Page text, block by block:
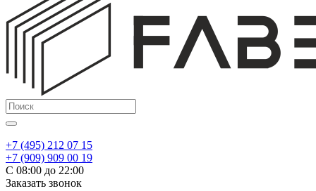
+7 (495) 212 07 15
+7 (909) 909 00 19
С 08:00 до 22:00
Заказать звонок